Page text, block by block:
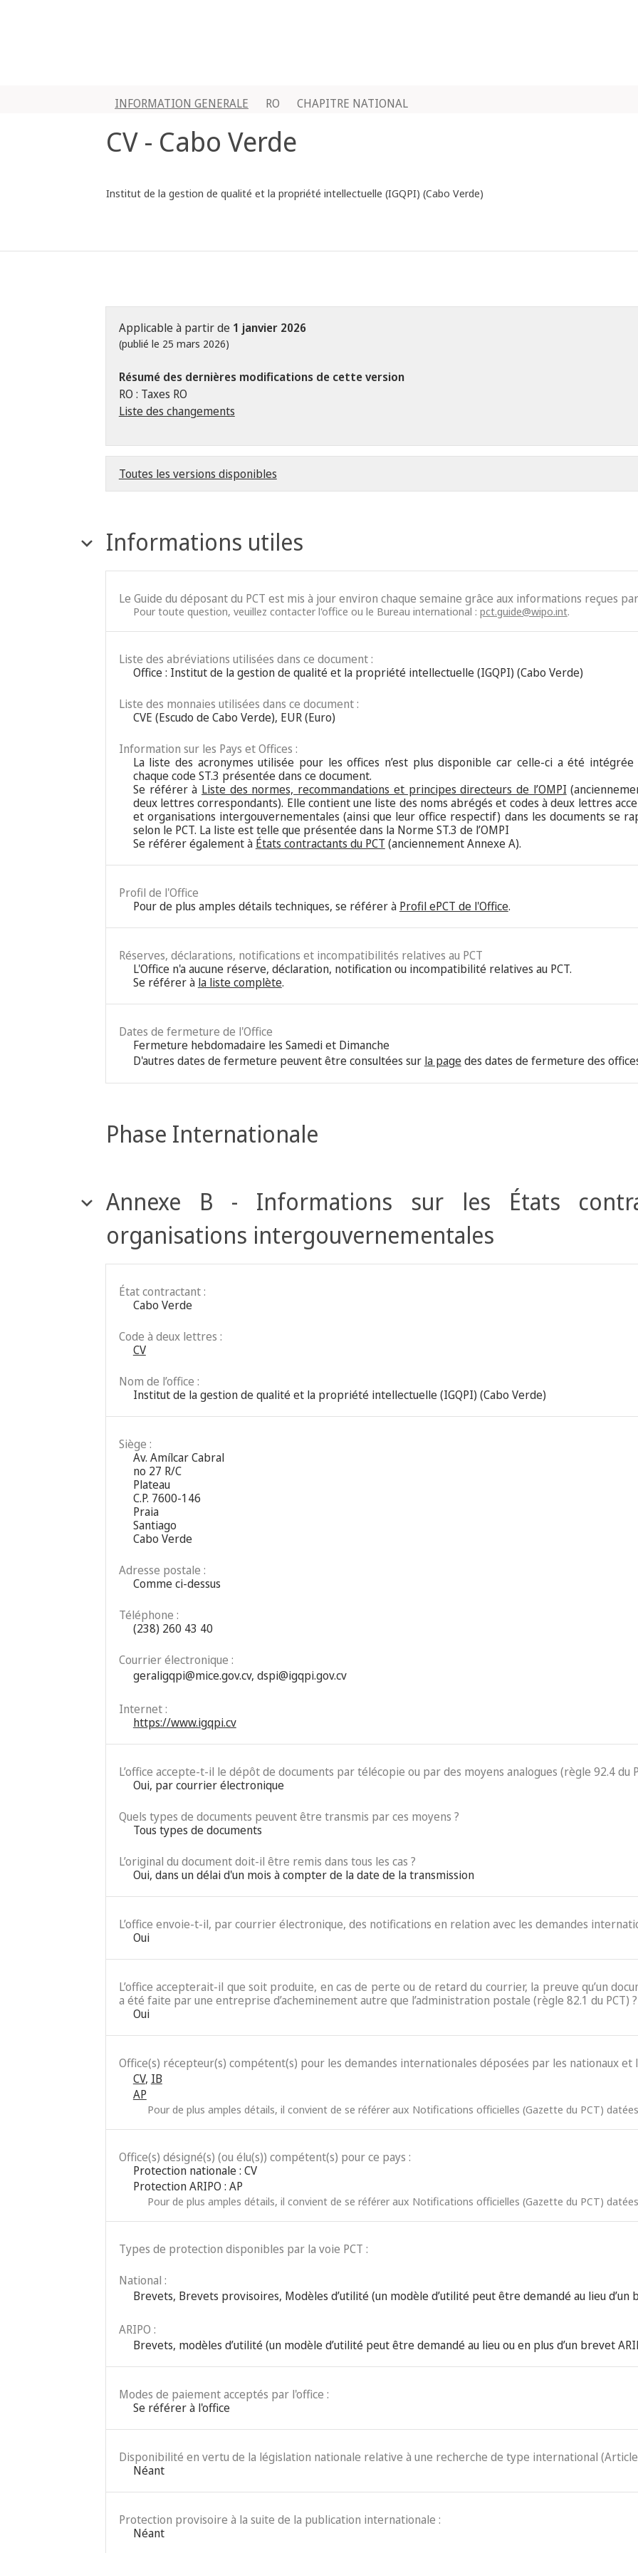
INFORMATION GENERALE RO CHAPITRE NATIONAL
CV - Cabo Verde
Institut de la gestion de qualité et la propriété intellectuelle (IGQPI) (Cabo Verde)
Applicable à partir de 1 janvier 2026
(publié le 25 mars 2026)
Résumé des dernières modifications de cette version
RO : Taxes RO
Liste des changements
Toutes les versions disponibles
Informations utiles
Le Guide du déposant du PCT est mis à jour environ chaque semaine grâce aux informations reçues
Pour toute question, veuillez contacter l'office ou le Bureau international : pct.guide@wipo.int.
Liste des abréviations utilisées dans ce document :
Office : Institut de la gestion de qualité et la propriété intellectuelle (IGQPI) (Cabo Verde)
Liste des monnaies utilisées dans ce document :
CVE (Escudo de Cabo Verde), EUR (Euro)
Information sur les Pays et Offices :
La liste des acronymes utilisée pour les offices n’est plus disponible car celle-ci a été
chaque code ST.3 présentée dans ce document.
Se référer à Liste des normes, recommandations et principes directeurs de l’OMPI
deux lettres correspondants). Elle contient une liste des noms abrégés et codes à deux lettres
et organisations intergouvernementales (ainsi que leur office respectif) dans les documents se
selon le PCT. La liste est telle que présentée dans la Norme ST.3 de l’OMPI
Se référer également à États contractants du PCT (anciennement Annexe A).
Profil de l'Office
Pour de plus amples détails techniques, se référer à Profil ePCT de l'Office.
Réserves, déclarations, notifications et incompatibilités relatives au PCT
L'Office n'a aucune réserve, déclaration, notification ou incompatibilité relatives au PCT.
Se référer à la liste complète.
Dates de fermeture de l'Office
Fermeture hebdomadaire les Samedi et Dimanche
D'autres dates de fermeture peuvent être consultées sur la pagedes dates de fermeture des
Phase Internationale
Annexe B - Informations sur les États
organisations intergouvernementales
État contractant :
Cabo Verde
Code à deux lettres :
CV
Nom de l’office :
Institut de la gestion de qualité et la propriété intellectuelle (IGQPI) (Cabo Verde)
Siège :
Av. Amílcar Cabral
no 27 R/C
Plateau
C.P. 7600-146
Praia
Santiago
Cabo Verde
Adresse postale :
Comme ci-dessus
Téléphone :
(238) 260 43 40
Courrier électronique :
geraligqpi@mice.gov.cv, dspi@igqpi.gov.cv
Internet :
https://www.igqpi.cv
L’office accepte-t-il le dépôt de documents par télécopie ou par des moyens analogues (règle 92.4 du
Oui, par courrier électronique
Quels types de documents peuvent être transmis par ces moyens ?
Tous types de documents
L’original du document doit-il être remis dans tous les cas ?
Oui, dans un délai d'un mois à compter de la date de la transmission
L’office envoie-t-il, par courrier électronique, des notifications en relation avec les demandes
Oui
L’office accepterait-il que soit produite, en cas de perte ou de retard du courrier, la preuve qu’un
a été faite par une entreprise d’acheminement autre que l’administration postale (règle 82.1 du PCT) ?
Oui
Office(s) récepteur(s) compétent(s) pour les demandes internationales déposées par les nationaux et
CV, IB
AP
Pour de plus amples détails, il convient de se référer aux Notifications officielles (Gazette du PCT)
Office(s) désigné(s) (ou élu(s)) compétent(s) pour ce pays :
Protection nationale : CV
Protection ARIPO : AP
Pour de plus amples détails, il convient de se référer aux Notifications officielles (Gazette du PCT)
Types de protection disponibles par la voie PCT :
National :
Brevets, Brevets provisoires, Modèles d’utilité (un modèle d’utilité peut être demandé au lieu d’un
ARIPO :
Brevets, modèles d’utilité (un modèle d’utilité peut être demandé au lieu ou en plus d’un brevet
Modes de paiement acceptés par l'office :
Se référer à l'office
Disponibilité en vertu de la législation nationale relative à une recherche de type international (Article
Néant
Protection provisoire à la suite de la publication internationale :
Néant